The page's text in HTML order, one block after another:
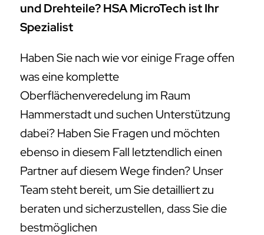
und Drehteile? HSA MicroTech ist Ihr
Spezialist
Haben Sie nach wie vor einige Frage offen
was eine komplette
Oberflächenveredelung im Raum
Hammerstadt und suchen Unterstützung
dabei? Haben Sie Fragen und möchten
ebenso in diesem Fall letztendlich einen
Partner auf diesem Wege finden? Unser
Team steht bereit, um Sie detailliert zu
beraten und sicherzustellen, dass Sie die
bestmöglichen